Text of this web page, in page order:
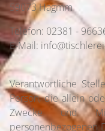
59073 Hagmm
Telefon: 02381 -
E-Mail:
Verantwortliche
Person, die allein
Zwecke und
personenbezogenen